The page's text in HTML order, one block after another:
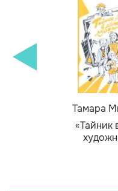
Тамара
«Тайник